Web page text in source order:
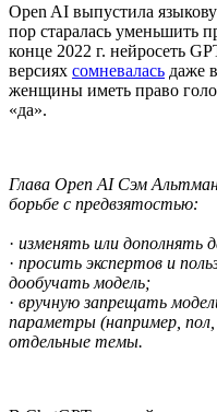
Open AI выпустила
пор старалась уменьшить
конце 2022 г. нейросеть
версиях сомневалась даже
женщины иметь право
«да».
Глава Open AI Сэм
борьбе с предвзятостью:
· изменять или дополнять
· просить экспертов и
дообучать модель;
· вручную запрещать
параметры (например,
отдельные темы.